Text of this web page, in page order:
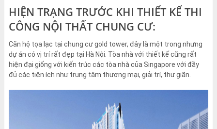
HIỆN TRẠNG TRƯỚC KHI THIẾT KẾ THI
CÔNG NỘI THẤT CHUNG CƯ:
Căn hộ tọa lạc tại chung cư gold tower, đây là một trong nhưng
dự án có vị trí rất đẹp tại Hà Nội. Tòa nhà với thiết kế cũng rất
hiện đại giống với kiến trúc các tòa nhà của Singapore với đầy
đủ các tiện ích như trung tâm thương mại, giải trí, thư giãn.